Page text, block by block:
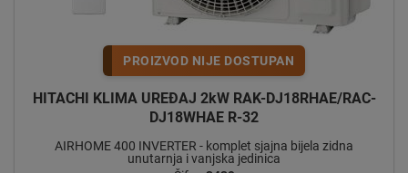
PROIZVOD NIJE DOSTUPAN
HITACHI KLIMA UREĐAJ 2kW RAK-DJ18RHAE/RAC-
DJ18WHAE R-32
AIRHOME 400 INVERTER - komplet sjajna bijela zidna
unutarnja i vanjska jedinica